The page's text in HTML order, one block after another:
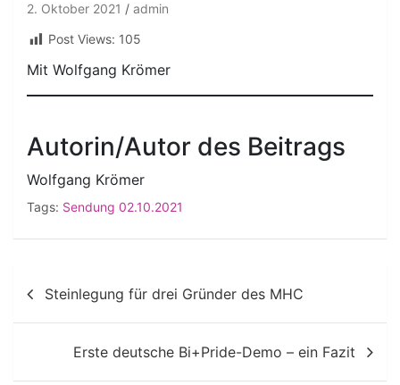
2. Oktober 2021
admin
Post Views: 105
Mit Wolfgang Krömer
Autorin/Autor des Beitrags
Wolfgang Krömer
Tags: Sendung 02.10.2021
Beitragsnavigation
Steinlegung für drei Gründer des MHC
Erste deutsche Bi+Pride-Demo – ein Fazit